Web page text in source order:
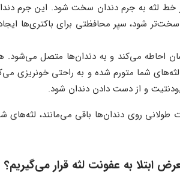
خط لثه به جرم دندان سخت شود. این جرم
شود، سپر محافظتی برای باکتری‌ها
احاطه می‌کند و به دندان‌ها متصل
شما متورم شده و به راحتی خونریزی
و از دست دادن دندان شود.
روی دندان‌ها باقی می‌مانند، لثه‌های
ابتلا به عفونت لثه قرار می‌گیریم؟